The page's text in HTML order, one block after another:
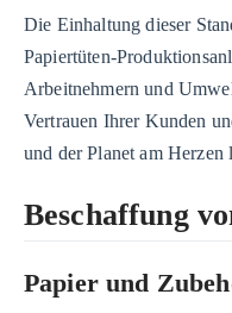
Die Einhaltung dieser
Papiertüten-
Arbeitnehmern und
Vertrauen Ihrer Kunden
und der Planet am Herzen
Beschaffung
Papier und